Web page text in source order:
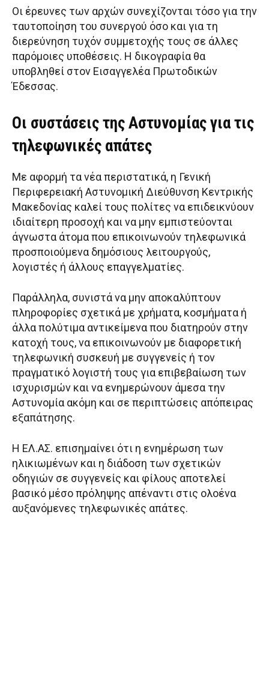
Οι έρευνες των αρχών συνεχίζονται τόσο για την
ταυτοποίηση του συνεργού όσο και για τη
διερεύνηση τυχόν συμμετοχής τους σε άλλες
παρόμοιες υποθέσεις. Η δικογραφία θα
υποβληθεί στον Εισαγγελέα Πρωτοδικών
Έδεσσας.
Οι συστάσεις της Αστυνομίας για τις
τηλεφωνικές απάτες
Με αφορμή τα νέα περιστατικά, η Γενική
Περιφερειακή Αστυνομική Διεύθυνση Κεντρικής
Μακεδονίας καλεί τους πολίτες να επιδεικνύουν
ιδιαίτερη προσοχή και να μην εμπιστεύονται
άγνωστα άτομα που επικοινωνούν τηλεφωνικά
προσποιούμενα δημόσιους λειτουργούς,
λογιστές ή άλλους επαγγελματίες.
Παράλληλα, συνιστά να μην αποκαλύπτουν
πληροφορίες σχετικά με χρήματα, κοσμήματα ή
άλλα πολύτιμα αντικείμενα που διατηρούν στην
κατοχή τους, να επικοινωνούν με διαφορετική
τηλεφωνική συσκευή με συγγενείς ή τον
πραγματικό λογιστή τους για επιβεβαίωση των
ισχυρισμών και να ενημερώνουν άμεσα την
Αστυνομία ακόμη και σε περιπτώσεις απόπειρας
εξαπάτησης.
Η ΕΛ.ΑΣ. επισημαίνει ότι η ενημέρωση των
ηλικιωμένων και η διάδοση των σχετικών
οδηγιών σε συγγενείς και φίλους αποτελεί
βασικό μέσο πρόληψης απέναντι στις ολοένα
αυξανόμενες τηλεφωνικές απάτες.